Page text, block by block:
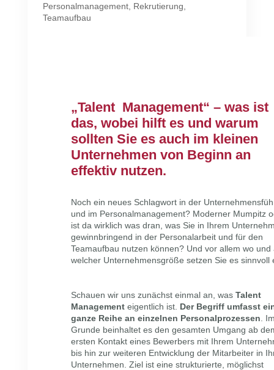
Personalmanagement, Rekrutierung
Teamaufbau
„Talent Management“ – was ist
das, wobei hilft es und warum
sollten Sie es auch im kleinen
Unternehmen von Beginn an
effektiv nutzen.
Noch ein neues Schlagwort in der
und im Personalmanagement? Moderner Mumpitz
ist da wirklich was dran, was Sie in Ihrem
gewinnbringend in der Personalarbeit und für den
Teamaufbau nutzen können? Und vor allem wo und
welcher Unternehmensgröße setzen Sie es sinnvoll
Schauen wir uns zunächst einmal an, was Talent
Managementeigentlich ist. Der Begriff umfasst
ganze Reihe an einzelnen Personalprozessen .
Grunde beinhaltet es den gesamten Umgang ab
ersten Kontakt eines Bewerbers mit Ihrem
bis hin zur weiteren Entwicklung der Mitarbeiter in
Unternehmen. Ziel ist eine strukturierte, möglichst